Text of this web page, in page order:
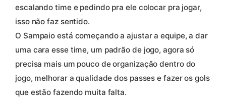
escalando time e pedindo pra ele colocar pra jogar,
isso não faz sentido.
O Sampaio está começando a ajustar a equipe, a dar
uma cara esse time, um padrão de jogo, agora só
precisa mais um pouco de organização dentro do
jogo, melhorar a qualidade dos passes e fazer os gols
que estão fazendo muita falta.